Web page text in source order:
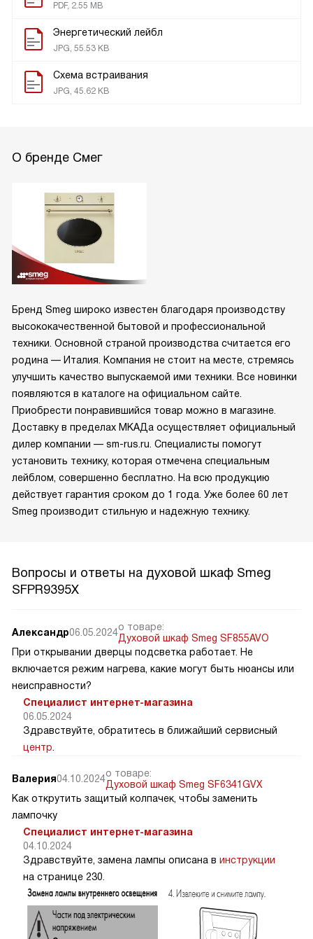
PDF, 2.55 MB
Энергетический лейбл
JPG, 55.53 KB
Схема встраивания
JPG, 45.62 KB
О бренде Смег
Бренд Smeg широко известен благодаря производству
высококачественной бытовой и профессиональной
техники. Основной страной производства считается его
родина — Италия. Компания не стоит на месте, стремясь
улучшить качество выпускаемой ими техники. Все новинки
появляются в каталоге на официальном сайте.
Приобрести понравившийся товар можно в магазине.
Доставку в пределах МКАДа осуществляет официальный
дилер компании — sm-rus.ru. Специалисты помогут
установить технику, которая отмечена специальным
лейблом, совершенно бесплатно. На всю продукцию
действует гарантия сроком до 1 года. Уже более 60 лет
Smeg производит стильную и надежную технику.
Вопросы и ответы на духовой шкаф Smeg
SFPR9395X
Александр06.05.2024о товаре:
Духовой шкаф Smeg SF855AVO
При открывании дверцы подсветка работает. Не
включается режим нагрева, какие могут быть нюансы или
неисправности?
Специалист интернет-магазина
06.05.2024
Здравствуйте, обратитесь в ближайший сервисный
центр
Валерия04.10.2024о товаре:
Духовой шкаф Smeg SF6341GVX
Как открутить защитый колпачек, чтобы заменить
лампочку
Специалист интернет-магазина
04.10.2024
Здравствуйте, замена лампы описана в инструкции
на странице 230.